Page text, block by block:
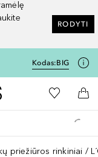
RODYTI
Kodas:BIG
Į Douglas pagrindinį
Į mano
Į
priežiūros rinkiniai